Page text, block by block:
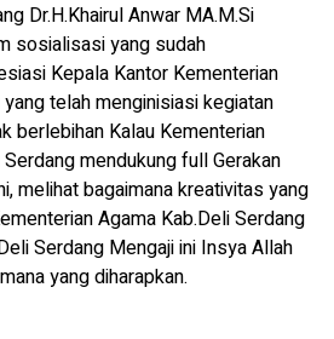
Dr.H.Khairul Anwar MA.M.Si
sosialisasi yang sudah
Kepala Kantor Kementerian
telah menginisiasi kegiatan
berlebihan Kalau Kementerian
mendukung full Gerakan
melihat bagaimana kreativitas yang
Agama Kab.Deli Serdang
Serdang Mengaji ini Insya Allah
yang diharapkan.